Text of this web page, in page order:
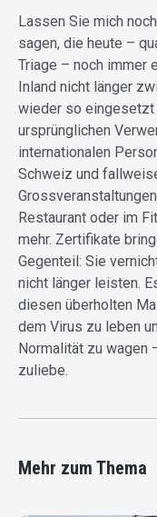
Lassen Sie mich
sagen, die heute –
Triage – noch immer
Inland nicht länger
wieder so eingesetzt
ursprünglichen
internationalen
Schweiz und
Restaurant oder im
mehr. Zertifikate
Gegenteil: Sie
nicht länger leisten.
diesen überholten
dem Virus zu leben
Normalität zu wagen
zuliebe.
Mehr zum Thema